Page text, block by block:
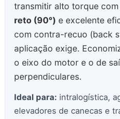
transmitir alto torque com
reto (90°) e excelente
com contra-recuo (back
aplicação exige.
o eixo do motor e o de
perpendiculares.
Ideal para: intralogística,
elevadores de canecas e